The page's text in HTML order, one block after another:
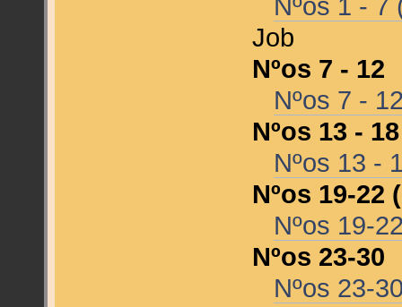
Job
Nºos 7 - 12
Nºos 7 -
Nºos 13 -
Nºos 13 -
Nºos 19-
Nºos 19-
Nºos 23-30
Nºos 23-